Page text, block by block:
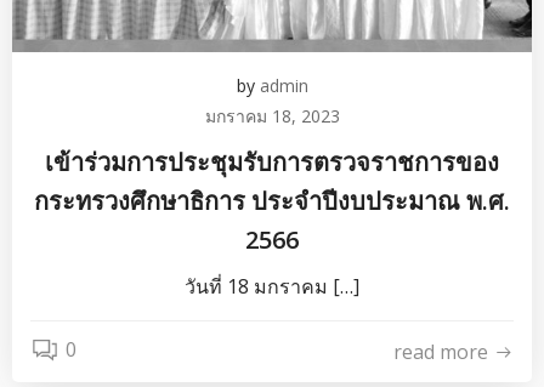
by admin
มกราคม 18, 2023
เข้าร่วมการประชุมรับการตรวจราชการของ
กระทรวงศึกษาธิการ ประจำปีงบประมาณ พ.ศ.
2566
วันที่ 18 มกราคม […]
0 read more